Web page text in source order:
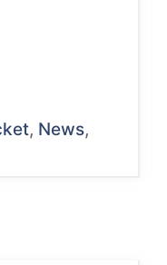
, News,